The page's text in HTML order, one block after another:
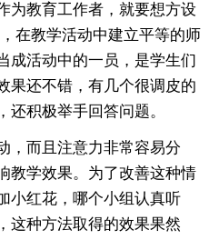
为教育工作者，就要想方设
在教学活动中建立平等的师
成活动中的一员，是学生们
果还不错，有几个很调皮的
积极举手回答问题。
而且注意力非常容易分
教学效果。为了改善这种情
小红花，哪个小组认真听
这种方法取得的效果果然